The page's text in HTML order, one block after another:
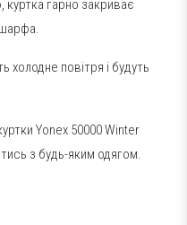
гарно закриває
повітря і будуть
Yonex 50000 Winter
з будь-яким одягом.